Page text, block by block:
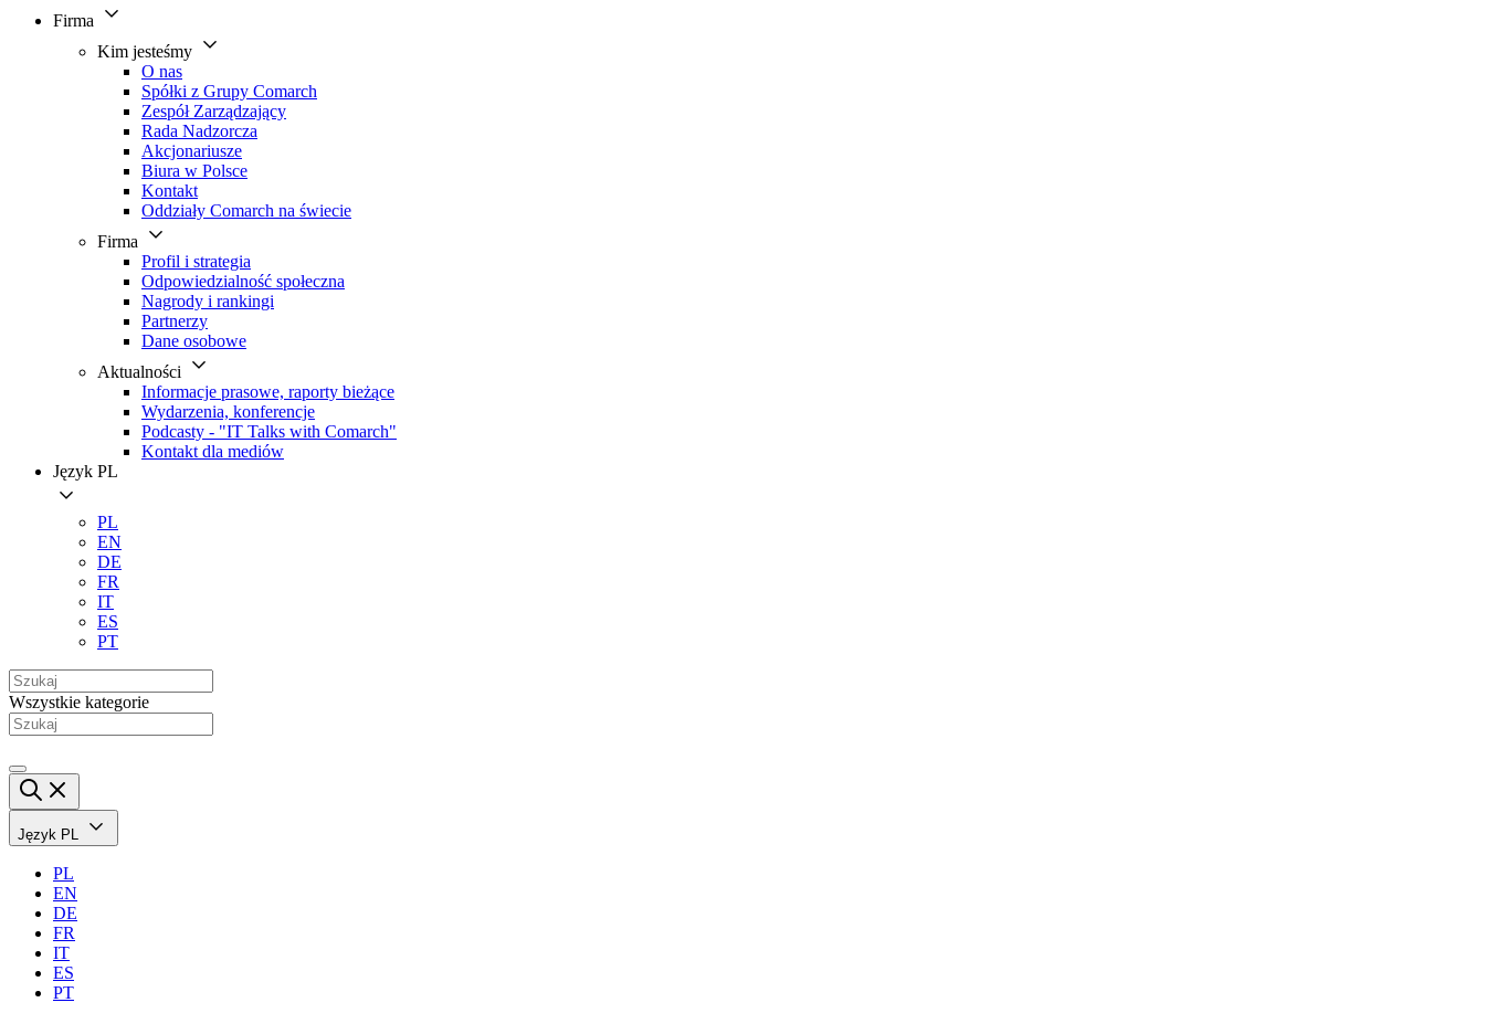
Firma
Kim jesteśmy
O nas
Spółki z Grupy Comarch
Zespół Zarządzający
Rada Nadzorcza
Akcjonariusze
Biura w Polsce
Kontakt
Oddziały Comarch na świecie
Firma
Profil i strategia
Odpowiedzialność społeczna
Nagrody i rankingi
Partnerzy
Dane osobowe
Aktualności
Informacje prasowe, raporty bieżące
Wydarzenia, konferencje
Podcasty - "IT Talks with Comarch"
Kontakt dla mediów
Język PL
PL
EN
DE
FR
IT
ES
PT
Wszystkie kategorie
Język PL
PL
EN
DE
FR
IT
ES
PT